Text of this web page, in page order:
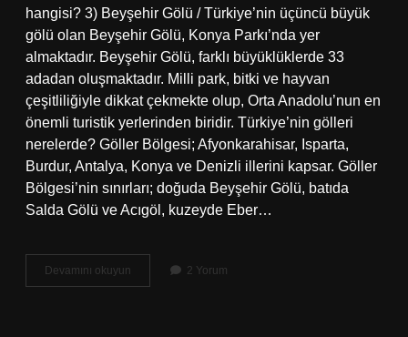
hangisi? 3) Beyşehir Gölü / Türkiye’nin üçüncü büyük
gölü olan Beyşehir Gölü, Konya Parkı’nda yer
almaktadır. Beyşehir Gölü, farklı büyüklüklerde 33
adadan oluşmaktadır. Milli park, bitki ve hayvan
çeşitliliğiyle dikkat çekmekte olup, Orta Anadolu’nun en
önemli turistik yerlerinden biridir. Türkiye’nin gölleri
nerelerde? Göller Bölgesi; Afyonkarahisar, Isparta,
Burdur, Antalya, Konya ve Denizli illerini kapsar. Göller
Bölgesi’nin sınırları; doğuda Beyşehir Gölü, batıda
Salda Gölü ve Acıgöl, kuzeyde Eber…
Devamını okuyun Ülkemizde
Kaç
2 Yorum